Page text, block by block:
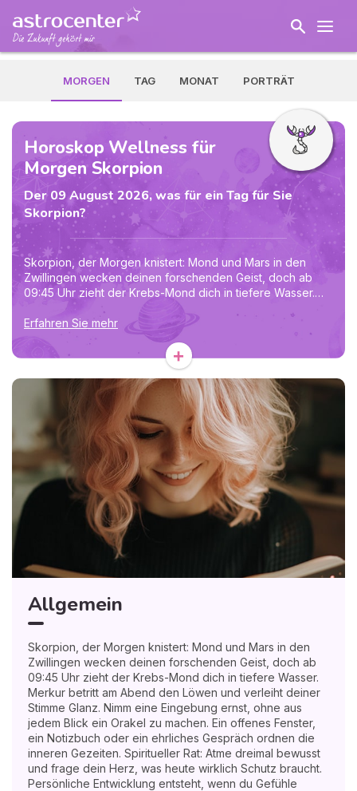
MORGEN TAG MONAT PORTRÄT
Horoskop Wellness für
Morgen Skorpion
Der 09 August 2026, was für ein Tag für Sie
Skorpion?
Skorpion, der Morgen knistert: Mond und Mars in den
Zwillingen wecken deinen forschenden Geist, doch ab
09:45 Uhr zieht der Krebs-Mond dich in tiefere Wasser.
Merkur betritt am Abend den Löwen und verleiht deiner
Stimme Glanz. Nimm eine Eingebung ernst, ohne aus
jedem Blick ein Orakel zu machen. Ein offenes Fenster, ein
Notizbuch oder ein ehrliches Gespräch ordnen die
inneren Gezeiten. Spiritueller Rat: Atme dreimal bewusst
und frage dein Herz, was heute wirklich Schutz braucht.
Persönliche Entwicklung entsteht, wenn du Gefühle
würdigst, ohne ihnen das Steuer zu überlassen.
🧘‍♀️ Ich spüre Ihre Blockaden aus der Ferne - Pauline Müller
befreit Sie für nur 1€!
Erfahren Sie mehr
+
Allgemein
Skorpion, der Morgen knistert: Mond und Mars in den
Zwillingen wecken deinen forschenden Geist, doch ab
09:45 Uhr zieht der Krebs-Mond dich in tiefere Wasser.
Merkur betritt am Abend den Löwen und verleiht deiner
Stimme Glanz. Nimm eine Eingebung ernst, ohne aus
jedem Blick ein Orakel zu machen. Ein offenes Fenster,
ein Notizbuch oder ein ehrliches Gespräch ordnen die
inneren Gezeiten. Spiritueller Rat: Atme dreimal bewusst
und frage dein Herz, was heute wirklich Schutz braucht.
Persönliche Entwicklung entsteht, wenn du Gefühle